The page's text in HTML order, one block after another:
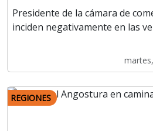
Presidente de la cámara de
inciden negativamente en las
REGIONES